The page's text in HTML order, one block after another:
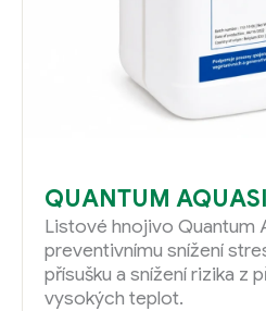
QUANTUM
Listové hnojivo Quantum
preventivnímu snížení
přísušku a snížení rizika z
vysokých teplot.